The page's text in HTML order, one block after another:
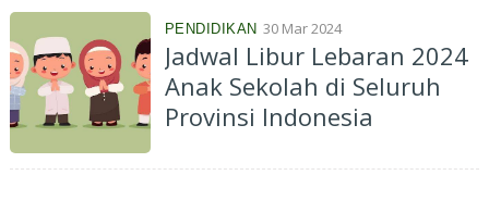
PENDIDIKAN 30 Mar 2024
Jadwal Libur Lebaran 2024
Anak Sekolah di Seluruh
Provinsi Indonesia